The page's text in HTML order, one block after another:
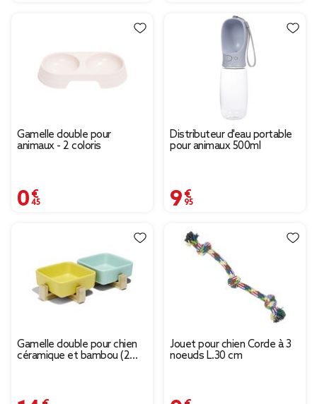
Gamelle double pour
animaux - 2 coloris
0,45 €
Distributeur d'eau portable
pour animaux 500ml
9,95 €
Gamelle double pour chien
céramique et bambou (2
Jouet pour chien Corde à 3
noeuds L.30 cm